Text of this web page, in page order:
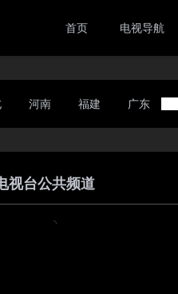
首页 电视导航
河南 福建 广东
视台公共频道